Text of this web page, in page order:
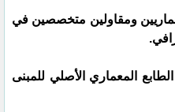
ومقاولين متخصصين في
المعماري الأصلي للمبنى